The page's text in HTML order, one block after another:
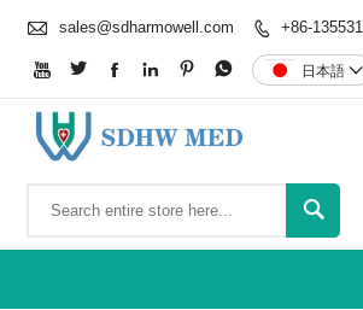
 sales@sdharmowell.com  +86-
      日本語 
